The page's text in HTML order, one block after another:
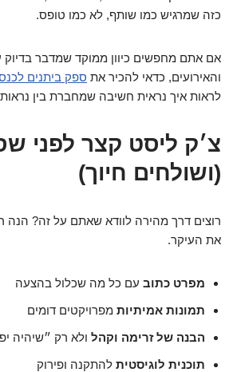
כזה שמרגיש כמו שותף, לא כמו טופס.
אם אתם מחפשים כיוון ממוקד שמדבר בדיוק
והאירועים, כדאי להכיר את ספק ביתנים
לראות איך נראית חשיבה שמחברת בין
צ׳ק ליסט קצר לפני
(ושולחים חיוך)
רוצים דרך מהירה לוודא שאתם על זה?
את העיקר.
מפרט כתוב עם כל מה שכלול בהצעה
תמונות אמיתיות מפרויקטים דומים
הבנה של זרימה וקהל ולא רק ״שיהיה
תוכנית לוגיסטית להתקנה ופירוק